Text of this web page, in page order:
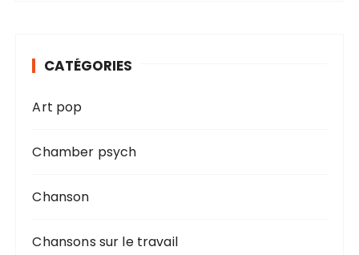
CATÉGORIES
Art pop
Chamber psych
Chanson
Chansons sur le travail